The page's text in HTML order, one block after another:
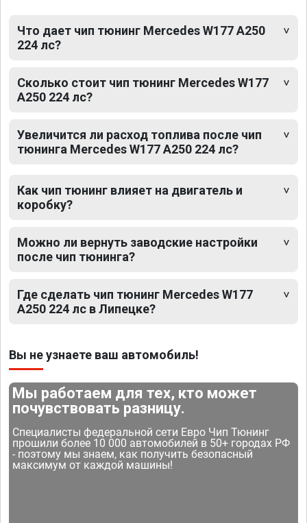
Что дает чип тюнинг Mercedes W177 A250
224 лс?
Сколько стоит чип тюнинг Mercedes W177
A250 224 лс?
Увеличится ли расход топлива после чип
тюнинга Mercedes W177 A250 224 лс?
Как чип тюнинг влияет на двигатель и
коробку?
Можно ли вернуть заводские настройки
после чип тюнинга?
Где сделать чип тюнинг Mercedes W177
A250 224 лс в Липецке?
Вы не узнаете ваш автомобиль!
Мы работаем для тех, кто может
почувствовать разницу.
Специалисты федеральной сети Евро Чип Тюнинг
прошили более 10 000 автомобилей в 50+ городах РФ
- поэтому мы знаем, как получить безопасный
максимум от каждой машины!